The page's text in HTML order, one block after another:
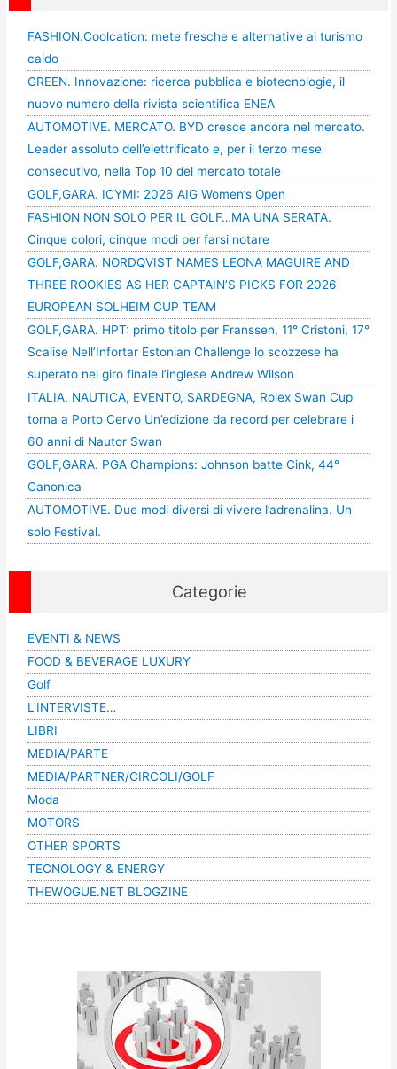
FASHION.Coolcation: mete fresche e alternative al turismo
caldo
GREEN. Innovazione: ricerca pubblica e biotecnologie, il
nuovo numero della rivista scientifica ENEA
AUTOMOTIVE. MERCATO. BYD cresce ancora nel mercato.
Leader assoluto dell’elettrificato e, per il terzo mese
consecutivo, nella Top 10 del mercato totale
GOLF,GARA. ICYMI: 2026 AIG Women’s Open
FASHION NON SOLO PER IL GOLF…MA UNA SERATA.
Cinque colori, cinque modi per farsi notare
GOLF,GARA. NORDQVIST NAMES LEONA MAGUIRE AND
THREE ROOKIES AS HER CAPTAIN’S PICKS FOR 2026
EUROPEAN SOLHEIM CUP TEAM
GOLF,GARA. HPT: primo titolo per Franssen, 11° Cristoni, 17°
Scalise Nell’Infortar Estonian Challenge lo scozzese ha
superato nel giro finale l’inglese Andrew Wilson
ITALIA, NAUTICA, EVENTO, SARDEGNA, Rolex Swan Cup
torna a Porto Cervo Un’edizione da record per celebrare i
60 anni di Nautor Swan
GOLF,GARA. PGA Champions: Johnson batte Cink, 44°
Canonica
AUTOMOTIVE. Due modi diversi di vivere l’adrenalina. Un
solo Festival.
Categorie
EVENTI & NEWS
FOOD & BEVERAGE LUXURY
Golf
L'INTERVISTE…
LIBRI
MEDIA/PARTE
MEDIA/PARTNER/CIRCOLI/GOLF
Moda
MOTORS
OTHER SPORTS
TECNOLOGY & ENERGY
THEWOGUE.NET BLOGZINE